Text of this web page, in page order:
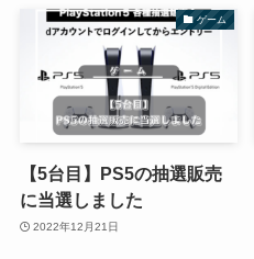
ゲーム
【5台目】PS5の抽選販売
に当選しました
2022年12月21日